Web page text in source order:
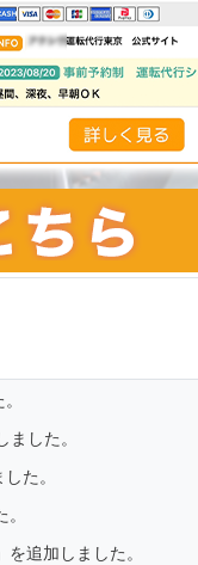
した。
た。
追加しました。